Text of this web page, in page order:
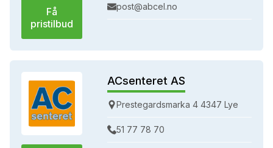
Få
pristilbud
post@abcel.no
ACsenteret AS
Prestegardsmarka 4 4347 Lye
51 77 78 70